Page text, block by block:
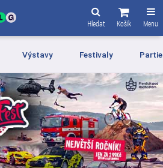
Menu
Košík
Hledat
Výstavy Festivaly